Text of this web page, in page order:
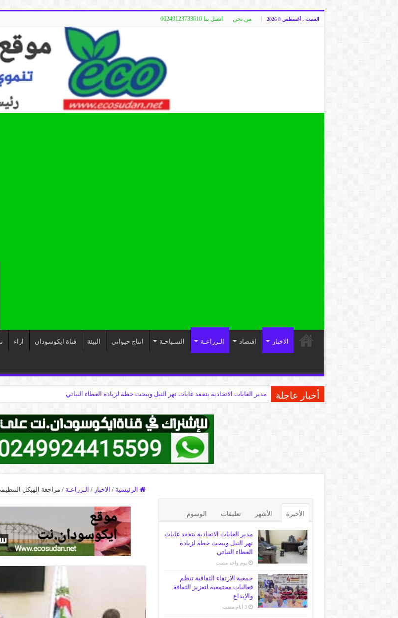
السبت , أغسطس 8 2026 من نحن اتصل بنا 00249123733610
الاخبار اقتصاد الـزراعـة السـياحـة انتاج حيواني البيئة قناة ايكوسودان اراء
أخبار عاجلة مدير الغابات الاتحادية يتفقد غابات نهر النيل ويبحث خطة لزيادة الغطاء النباتي
الرئيسية / الاخبار / الـزراعـة / مراجعة الهيكل
الأخيرة الأشهر تعليقات الوسوم
مدير الغابات الاتحادية يتفقد غابات
نهر النيل ويبحث خطة لزيادة
الغطاء النباتي
‏يوم واحد مضت
جمعية الارتقاء الثقافية تنظم
فعاليات مجتمعية لتعزيز الثقافة
والإبداع
‏3 أيام مضت